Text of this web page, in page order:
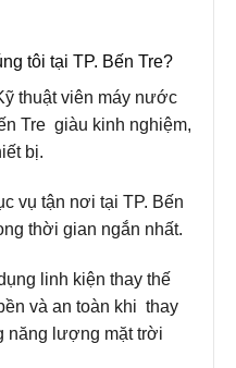
tôi tại TP. Bến Tre?
thuật viên máy nước
Tre giàu kinh nghiệm,
bị.
vụ tận nơi tại TP. Bến
thời gian ngắn nhất.
linh kiện thay thế
và an toàn khi thay
năng lượng mặt trời